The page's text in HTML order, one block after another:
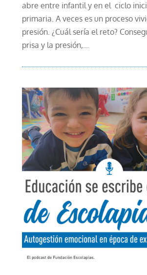
abre entre infantil y en el ciclo
primaria. A veces es un proceso
presión. ¿Cuál sería el reto?
prisa y la presión,...